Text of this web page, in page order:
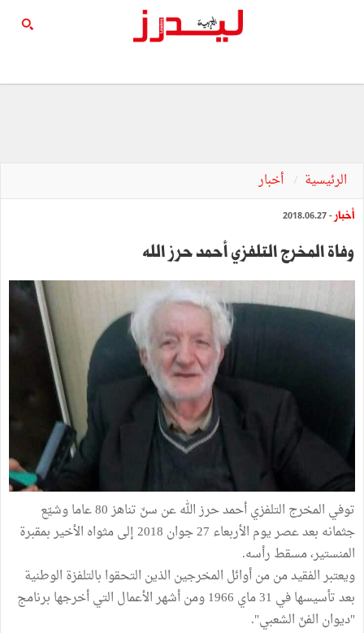
الرئيسية أخبار
أخبار - 2018.06.27
وفاة المخرج التلفزي أحمد حرز الله
توفي المخرج التلفزي أحمد حرز الله عن سنّ تناهز 80 عاما وشيّع
جثمانه بعد عصر يوم الأربعاء 27 جوان 2018 إلى مثواه الأخير بمقبرة
المنستير، مسقط رأسه.
ويعتبر الفقيد من من أوائل المخرجين الذين التحقوا بالتلفزة الوطنية
بعد تأسيسها في 31 ماي 1966 ومن أشهر الأعمال التي أخرجها برنامج
"ديوان الفنّ الشعبي".